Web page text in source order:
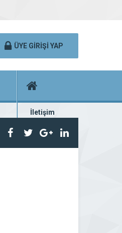
ÜYE GİRİŞİ YAP
İletişim
Bize ulaşın